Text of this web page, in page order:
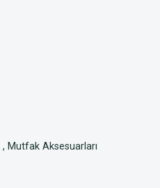
, Mutfak Aksesuarları